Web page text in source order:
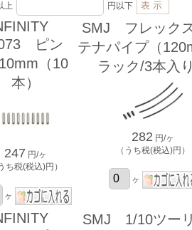
上 円以下
ピン
（10
本）
247 円/ヶ
ち税(税込)円）
ヶ
SMJ フレック
テナパイプ（
ラック/3本入
282 円/ヶ
（うち税(税込)円）
ヶ
SMJ 1/10ツー